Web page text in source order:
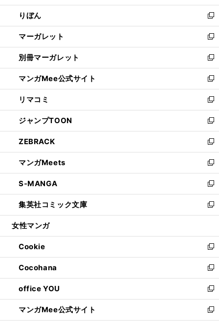
開
く
ウ
で
開
く
ン
ド
ウ
で
開
く
ウ
ィ
ン
ド
ウ
で
開
く
りぼん
新
し
い
ウ
ィ
ン
ド
ウ
で
開
く
マーガレット
新
し
い
ウ
ィ
ン
ド
ウ
で
開
く
別冊マーガレット
新
し
い
ウ
ィ
ン
ド
ウ
で
開
く
マンガMee公式サイト
新
し
い
ウ
ィ
ン
ド
ウ
で
開
く
リマコミ
新
し
い
ウ
ィ
ン
ド
ウ
で
開
く
ジャンプTOON
新
し
い
ウ
ィ
ン
ド
ウ
で
開
ZEBRACK
新
し
い
ウ
ィ
ン
ド
ウ
開
く
マンガMeets
新
し
い
ウ
ィ
ン
ウ
で
開
く
S-MANGA
新
し
い
ウ
ン
ド
ウ
で
開
く
集英社コミック文庫
新
し
ウ
ィ
ン
ド
ウ
で
開
く
女性マンガ
Cookie
新
し
い
ウ
ィ
ン
ド
ウ
Cocohana
新
し
い
ウ
ィ
ン
office YOU
新
し
い
マンガMee公式サイト
新